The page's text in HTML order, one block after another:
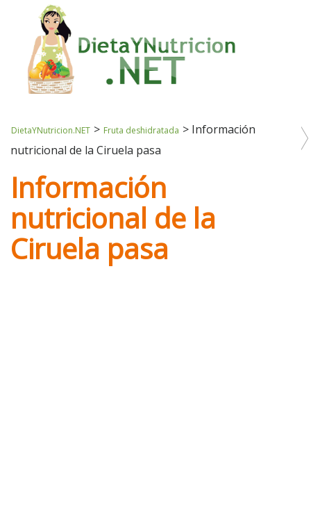
DietaYNutricion.NET > Fruta deshidratada > Información
nutricional de la Ciruela pasa
Información
nutricional de la
Ciruela pasa